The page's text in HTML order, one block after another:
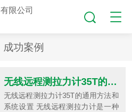
成功案例
无线远程测拉力计35T的通用方法和系统设置
无线远程测拉力计35T的通用方法和
系统设置 无线远程测拉力计是一种